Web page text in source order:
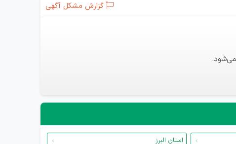
گزارش مشکل آگهی
استان البرز